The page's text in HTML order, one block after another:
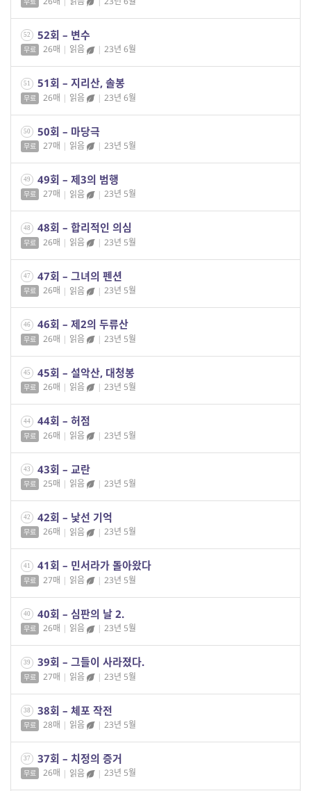
52 52회 – 변수
무료 26매 | 읽음 | 23년 6월
51 51회 – 지리산, 솔봉
무료 26매 | 읽음 | 23년 6월
50 50회 – 마당극
무료 27매 | 읽음 | 23년 5월
49 49회 – 제3의 범행
무료 27매 | 읽음 | 23년 5월
48 48회 – 합리적인 의심
무료 26매 | 읽음 | 23년 5월
47 47회 – 그녀의 펜션
무료 26매 | 읽음 | 23년 5월
46 46회 – 제2의 두류산
무료 26매 | 읽음 | 23년 5월
45 45회 – 설악산, 대청봉
무료 26매 | 읽음 | 23년 5월
44 44회 – 허점
무료 26매 | 읽음 | 23년 5월
43 43회 – 교란
무료 25매 | 읽음 | 23년 5월
42 42회 – 낯선 기억
무료 26매 | 읽음 | 23년 5월
41 41회 – 민서라가 돌아왔다
무료 27매 | 읽음 | 23년 5월
40 40회 – 심판의 날 2.
무료 26매 | 읽음 | 23년 5월
39 39회 – 그들이 사라졌다.
무료 27매 | 읽음 | 23년 5월
38 38회 – 체포 작전
무료 28매 | 읽음 | 23년 5월
37 37회 – 치정의 증거
무료 26매 | 읽음 | 23년 5월